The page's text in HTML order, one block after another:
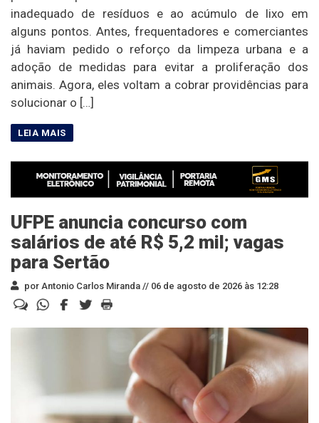
inadequado de resíduos e ao acúmulo de lixo em
alguns pontos. Antes, frequentadores e comerciantes
já haviam pedido o reforço da limpeza urbana e a
adoção de medidas para evitar a proliferação dos
animais. Agora, eles voltam a cobrar providências para
solucionar o […]
UFPE anuncia concurso com
salários de até R$ 5,2 mil; vagas
para Sertão
por Antonio Carlos Miranda // 06 de agosto de 2026 às 12:28